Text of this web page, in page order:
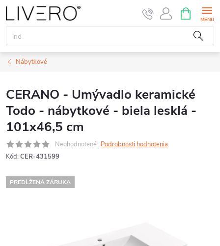
Prejsť
na
obsah
KOŠÍK
Nábytkové
CERANO - Umývadlo keramické
Todo - nábytkové - biela lesklá -
101x46,5 cm
Neohodnotené Podrobnosti hodnotenia
Kód: CER-431599
PREDĹŽENÁ ZÁRUKA